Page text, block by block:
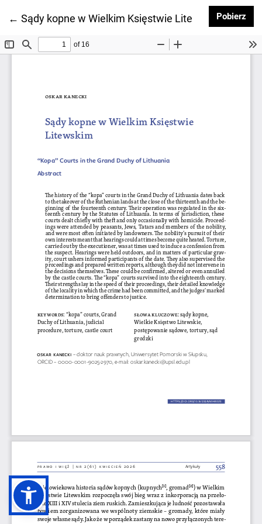
←Wróć do szczegółów artykułu
Sądy kopne w Wielkim Księstwie LitewskimPobierz